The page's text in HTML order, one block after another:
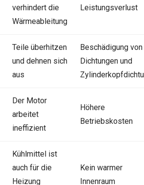
verhindert die
Wärmeableitung
Leistungsverlust
Teile überhitzen
und dehnen sich
aus
Beschädigung von
Dichtungen und
Der Motor
arbeitet
ineffizient
Höhere
Betriebskosten
Kühlmittel ist
auch für die
Heizung
Kein warmer
Innenraum